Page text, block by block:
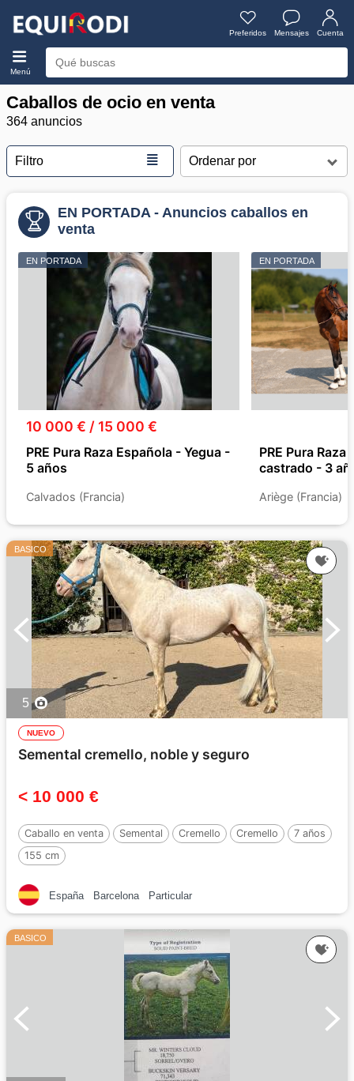
Preferidos Mensajes Cuenta
Menú
Caballos de ocio en venta
364 anuncios
Filtro ≣
EN PORTADA - Anuncios caballos en
venta
EN PORTADA
10 000 € / 15 000 €
PRE Pura Raza Española - Yegua -
5 años
Calvados (Francia)
EN PORTADA
PRE Pura
castrado - 3
Ariège (Francia)
BASICO
5
NUEVO
Semental cremello, noble y seguro
< 10 000 €
Caballo en venta Semental Cremello Cremello
7 años
155 cm
España Barcelona Particular
BASICO